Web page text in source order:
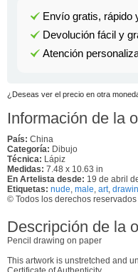
Envío gratis, rápido
Devolución fácil y
Atención
¿Deseas ver el precio en otra
Información de la
País: China
Categoría: Dibujo
Técnica: Lápiz
Medidas: 7.48 x 10.63 in
En Artelista desde: 19 de abril
Etiquetas: nude, male, art,
© Todos los derechos reservados
Descripción de la
Pencil drawing on paper
This artwork is unstretched and